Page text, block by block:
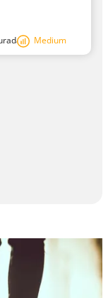
Medium